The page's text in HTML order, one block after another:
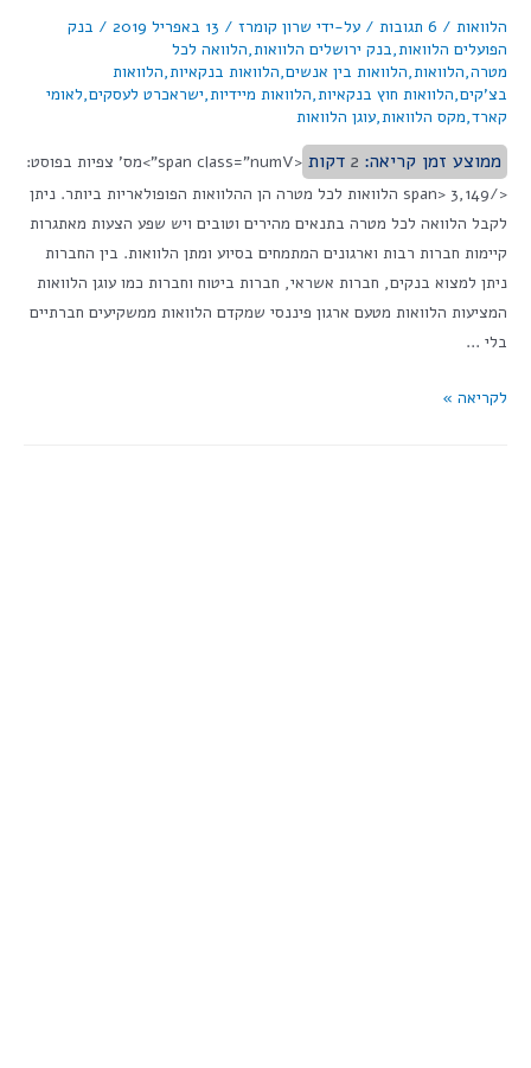
הלוואות / 6 תגובות / על-ידי שרון קומרז / 13 באפריל 2019 / בנק
הפועלים הלוואות,בנק ירושלים הלוואות,הלוואה לכל
מטרה,הלוואות,הלוואות בין אנשים,הלוואות בנקאיות,הלוואות
בצ'קים,הלוואות חוץ בנקאיות,הלוואות מיידיות,ישראכרט לעסקים,לאומי
קארד,מקס הלוואות,עוגן הלוואות
ממוצע זמן קריאה: 2 דקות
<span class="numV">מס' צפיות בפוסט:
</span> 3,149 הלוואות לכל מטרה הן ההלוואות הפופולאריות ביותר. ניתן
לקבל הלוואה לכל מטרה בתנאים מהירים וטובים ויש שפע הצעות מאתגרות
קיימות חברות רבות וארגונים המתמחים בסיוע ומתן הלוואות. בין החברות
ניתן למצוא בנקים, חברות אשראי, חברות ביטוח וחברות כמו עוגן הלוואות
המציעות הלוואות מטעם ארגון פיננסי שמקדם הלוואות ממשקיעים חברתיים
בלי …
לקריאה »